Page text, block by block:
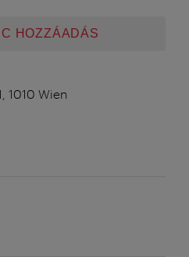
HOZZÁADÁS
1010 Wien